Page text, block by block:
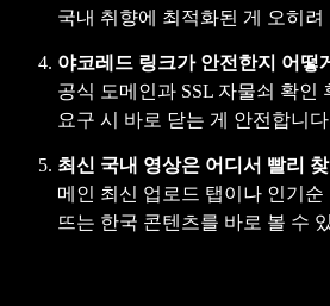
국내 취향에 최적화된 게 오히려
야코레드 링크가 안전한지 어떻
공식 도메인과 SSL 자물쇠 확인
요구 시 바로 닫는 게 안전합니
최신 국내 영상은 어디서 빨리
메인 최신 업로드 탭이나 인기
뜨는 한국 콘텐츠를 바로 볼 수